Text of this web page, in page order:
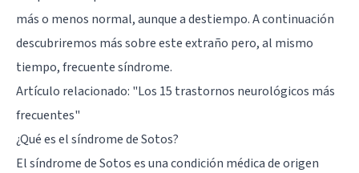
más o menos normal, aunque a destiempo. A continuación
descubriremos más sobre este extraño pero, al mismo
tiempo, frecuente síndrome.
Artículo relacionado: "Los 15 trastornos neurológicos más
frecuentes"
¿Qué es el síndrome de Sotos?
El síndrome de Sotos es una condición médica de origen